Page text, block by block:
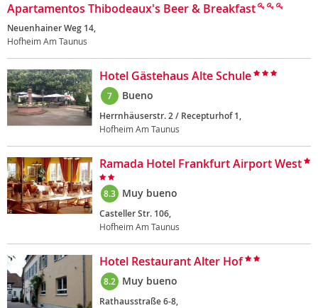
Apartamentos Thibodeaux's Beer & Breakfast
Neuenhainer Weg 14,
Hofheim Am Taunus
Hotel Gästehaus Alte Schule
7 Bueno
Herrnhäuserstr. 2 / Recepturhof 1,
Hofheim Am Taunus
Ramada Hotel Frankfurt Airport West
8.3 Muy bueno
Casteller Str. 106,
Hofheim Am Taunus
Hotel Restaurant Alter Hof
8.2 Muy bueno
Rathausstraße 6-8,